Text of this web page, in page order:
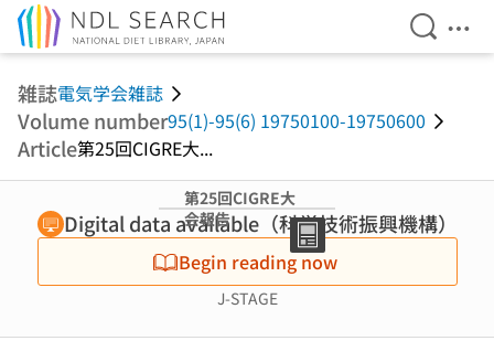
Open
雑誌電気学会雑誌
Volume number95(1)-95(6) 19750100-19750600
Article第25回CIGRE大...
第25回CIGRE大
会報告
Digital data available（科学技術振興機構）
Begin reading now
J-STAGE